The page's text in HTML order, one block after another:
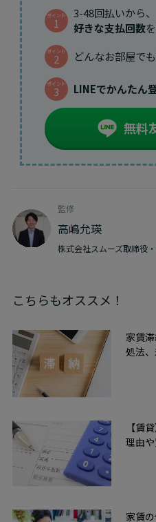
ポイント
1
3-48回払いから、
好きな支払回数
ポイント
2 どんなお部屋でも
ポイント
3 LINEでかんたん
無料
監修
高嶋允瑛
株式会社スムーズ取締役
こちらもオススメ！
家賃
処法
【賃
理由
家賃